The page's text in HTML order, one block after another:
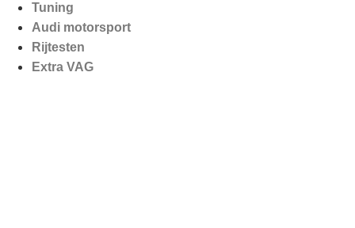
Tuning
Audi motorsport
Rijtesten
Extra VAG